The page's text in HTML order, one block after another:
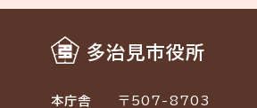
多治見市役所
本庁舎
〒507-8703